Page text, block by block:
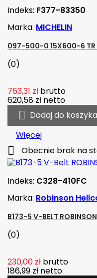
Indeks: F377-83350
Marka: MICHELIN
097-500-0 15X600-6 TR
(0)
763,31 zł brutto
620,58 zł netto
 Dodaj do koszyka
Więcej
 Obecnie brak na
Indeks: C328-410FC
Marka: Robinson
B173-5 V-BELT ROBINSON
(0)
230,00 zł brutto
186,99 zł netto